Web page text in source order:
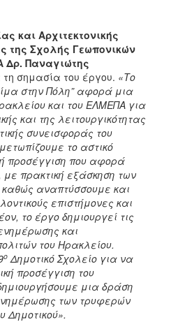
και Αρχιτεκτονικής
της Σχολής Γεωπονικών
Δρ. Παναγιώτης
σημασία του έργου. «Το
στην Πόλη” αφορά μια
και του ΕΛΜΕΠΑ για
και της λειτουργικότητας
συνεισφοράς του
το αστικό
προσέγγιση που αφορά
με πρακτική εξάσκηση των
αναπτύσσουμε και
επιστήμονες και
το έργο δημιουργεί τις
και
του Ηρακλείου.
ο Δημοτικό Σχολείο για να
προσέγγιση του
μια δράση
των τρυφερών
Δημοτικού».